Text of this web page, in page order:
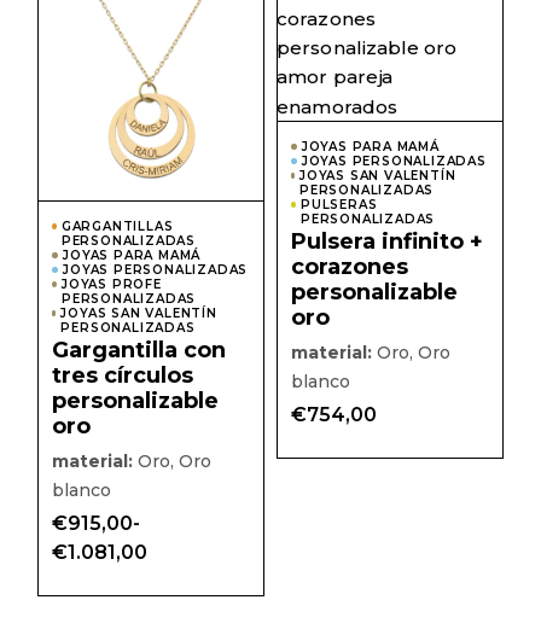
producto
múltiples
variantes.
opciones
pueden
elegir
la
página
producto
GARGANTILLAS
PERSONALIZADAS
JOYAS PARA MAMÁ
JOYAS PERSONALIZADAS
JOYAS PROFE
PERSONALIZADAS
JOYAS SAN VALENTÍN
PERSONALIZADAS
Gargantilla con
tres círculos
personalizable
oro
material: Oro, Oro
blanco
€915,00-
€1.081,00
Rango
de
desde
se
JOYAS PARA MAMÁ
JOYAS PERSONALIZADAS
JOYAS SAN VALENTÍN
PERSONALIZADAS
PULSERAS
PERSONALIZADAS
Pulsera infinito +
corazones
personalizable
oro
material:Oro, Oro
blanco
€754,00